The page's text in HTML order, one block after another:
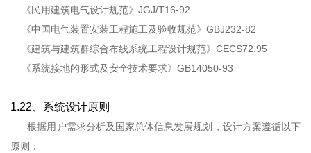
《民用建筑电气设计规范》JGJ/T16-92
《中国电气装置安装工程施工及验收规范》GBJ232-82
《建筑与建筑群综合布线系统工程设计规范》CECS72.95
《系统接地的形式及安全技术要求》GB14050-93
1.22、系统设计原则
根据用户需求分析及国家总体信息发展规划，设计方案遵循以下
原则：